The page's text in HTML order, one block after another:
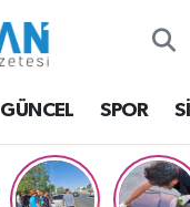
GÜNCEL SPOR